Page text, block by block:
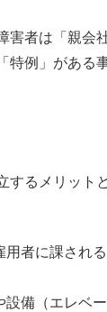
害者は「親会
特例」がある
するメリット
者に課され
設備（エレベ